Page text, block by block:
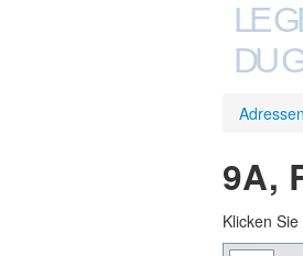
LE
DU
Adressen
9A,
Klicken